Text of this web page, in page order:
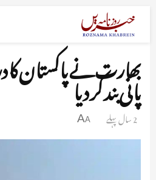
بھارت نے پاکستان کا
پانی بند کر دیا
2 سال پہلے A
A